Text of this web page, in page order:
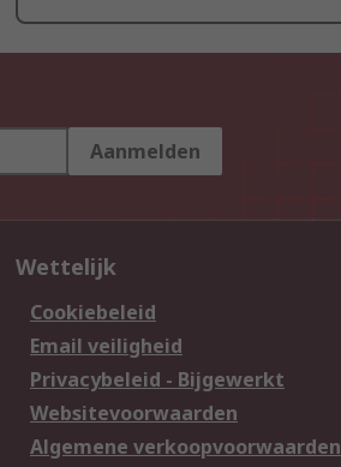
Aanmelden
Wettelijk
Cookiebeleid
Email veiligheid
Privacybeleid - Bijgewerkt
Websitevoorwaarden
Algemene verkoopvoorwaarden